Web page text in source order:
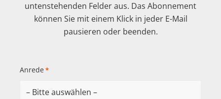
untenstehenden Felder aus. Das Abonnement
können Sie mit einem Klick in jeder E-Mail
pausieren oder beenden.
Anrede *